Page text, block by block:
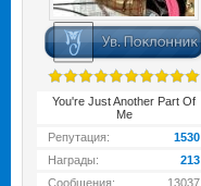
You're Just Another Part Of
Me
Репутация:
1530
Награды:
213
Сообщения:
13037